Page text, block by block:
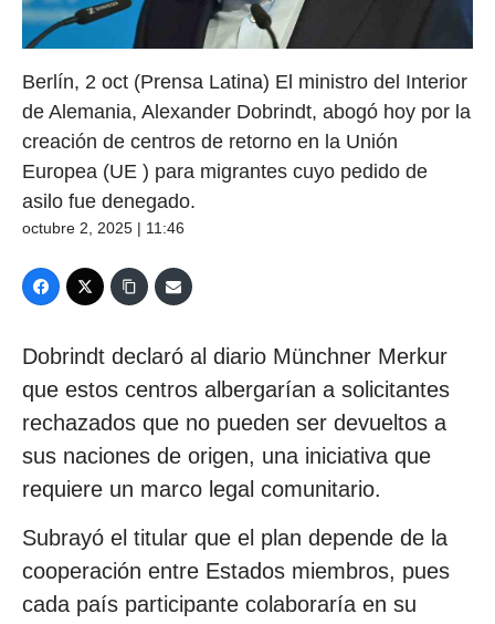
Berlín, 2 oct (Prensa Latina) El ministro del Interior
de Alemania, Alexander Dobrindt, abogó hoy por la
creación de centros de retorno en la Unión
Europea (UE ) para migrantes cuyo pedido de
asilo fue denegado.
octubre 2, 2025 | 11:46
Dobrindt declaró al diario Münchner Merkur
que estos centros albergarían a solicitantes
rechazados que no pueden ser devueltos a
sus naciones de origen, una iniciativa que
requiere un marco legal comunitario.
Subrayó el titular que el plan depende de la
cooperación entre Estados miembros, pues
cada país participante colaboraría en su